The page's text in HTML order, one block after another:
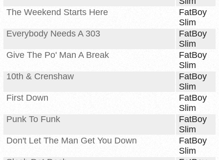
The Weekend Starts Here
FatBoy
Slim
Everybody Needs A 303
FatBoy
Slim
Give The Po' Man A Break
FatBoy
Slim
10th & Crenshaw
FatBoy
Slim
First Down
FatBoy
Slim
Punk To Funk
FatBoy
Slim
Don't Let The Man Get You Down
FatBoy
Slim